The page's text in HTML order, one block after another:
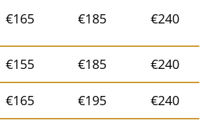
€165 €185 €240
€155 €185 €240
€165 €195 €240